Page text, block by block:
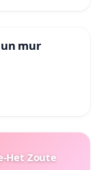
mur
Het Zoute